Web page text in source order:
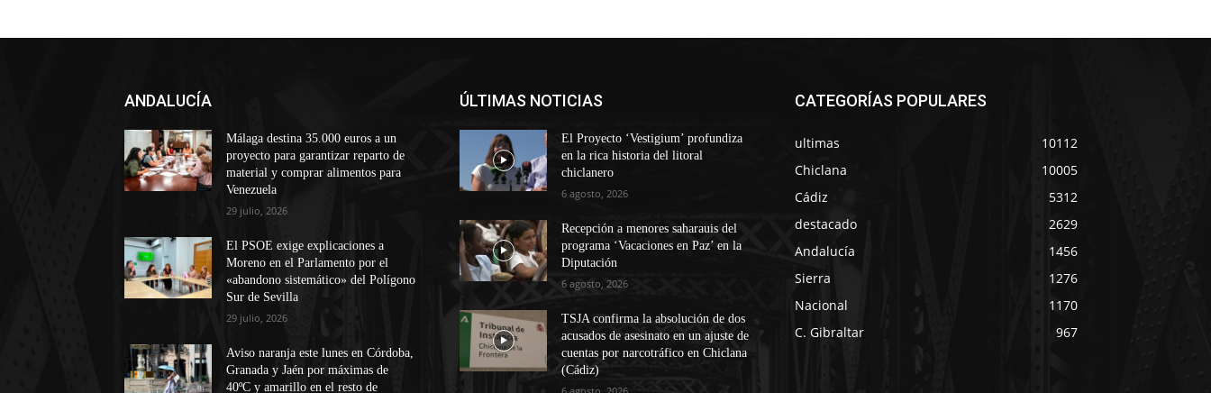
ANDALUCÍA
Málaga destina 35.000 euros a un
proyecto para garantizar reparto de
material y comprar alimentos para
Venezuela
29 julio, 2026
El PSOE exige explicaciones a
Moreno en el Parlamento por el
«abandono sistemático» del Polígono
Sur de Sevilla
29 julio, 2026
Aviso naranja este lunes en Córdoba,
Granada y Jaén por máximas de
40ºC y amarillo en el resto de
ÚLTIMAS NOTICIAS
El Proyecto ‘Vestigium’ profundiza
en la rica historia del litoral
chiclanero
6 agosto, 2026
Recepción a menores saharauis del
programa ‘Vacaciones en Paz’ en la
Diputación
6 agosto, 2026
TSJA confirma la absolución de dos
acusados de asesinato en un ajuste de
cuentas por narcotráfico en Chiclana
(Cádiz)
CATEGORÍAS POPULARES
ultimas
10112
Chiclana
10005
Cádiz
5312
destacado
2629
Andalucía
1456
Sierra
1276
Nacional
1170
C. Gibraltar
967